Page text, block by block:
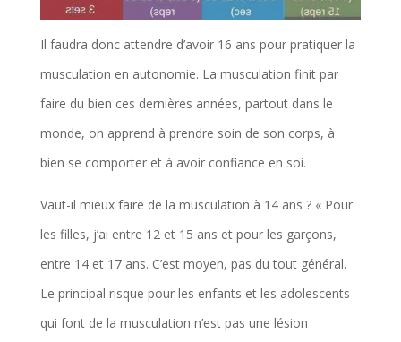
Il faudra donc attendre d’avoir 16 ans pour pratiquer la
musculation en autonomie. La musculation finit par
faire du bien ces dernières années, partout dans le
monde, on apprend à prendre soin de son corps, à
bien se comporter et à avoir confiance en soi.
Vaut-il mieux faire de la musculation à 14 ans ? « Pour
les filles, j’ai entre 12 et 15 ans et pour les garçons,
entre 14 et 17 ans. C’est moyen, pas du tout général.
Le principal risque pour les enfants et les adolescents
qui font de la musculation n’est pas une lésion